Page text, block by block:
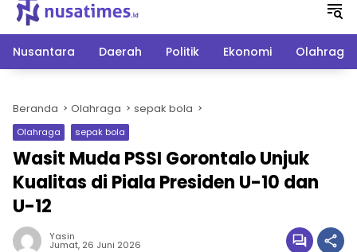
Nusantara Daerah Politik Ekonomi Olahraga
Beranda Olahraga sepak bola
Olahraga sepak bola
Wasit Muda PSSI Gorontalo Unjuk
Kualitas di Piala Presiden U-10 dan
U-12
Yasin
Jumat, 26 Juni 2026